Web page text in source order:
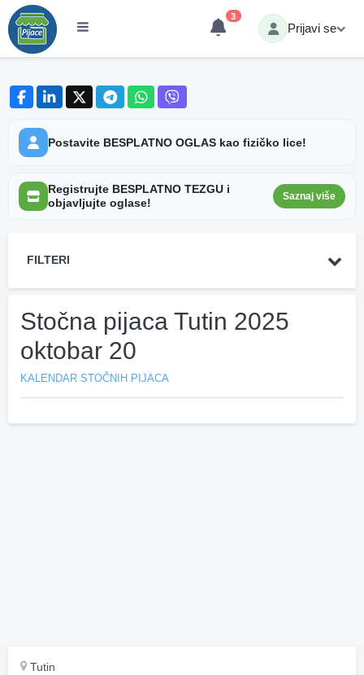
3
Prijavi se
Postavite BESPLATNO OGLAS kao fizičko lice!
Registrujte BESPLATNO TEZGU i
objavljujte oglase!
Saznaj više
FILTERI
Stočna pijaca Tutin 2025
oktobar 20
KALENDAR STOČNIH PIJACA
Tutin